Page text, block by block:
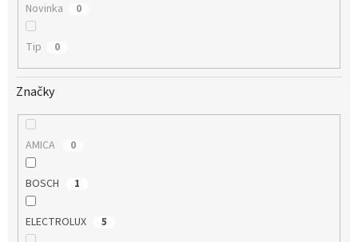
Novinka 0
Tip 0
Značky
AMICA 0
BOSCH 1
ELECTROLUX 5